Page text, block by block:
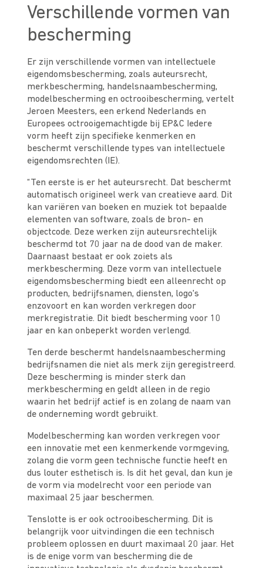
Verschillende vormen van
bescherming
Er zijn verschillende vormen van intellectuele
eigendomsbescherming, zoals auteursrecht,
merkbescherming, handelsnaambescherming,
modelbescherming en octrooibescherming, vertelt
Jeroen Meesters, een erkend Nederlands en
Europees octrooigemachtigde bij EP&C Iedere
vorm heeft zijn specifieke kenmerken en
beschermt verschillende types van intellectuele
eigendomsrechten (IE).
“Ten eerste is er het auteursrecht. Dat beschermt
automatisch origineel werk van creatieve aard. Dit
kan variëren van boeken en muziek tot bepaalde
elementen van software, zoals de bron- en
objectcode. Deze werken zijn auteursrechtelijk
beschermd tot 70 jaar na de dood van de maker.
Daarnaast bestaat er ook zoiets als
merkbescherming. Deze vorm van intellectuele
eigendomsbescherming biedt een alleenrecht op
producten, bedrijfsnamen, diensten, logo's
enzovoort en kan worden verkregen door
merkregistratie. Dit biedt bescherming voor 10
jaar en kan onbeperkt worden verlengd.
Ten derde beschermt handelsnaambescherming
bedrijfsnamen die niet als merk zijn geregistreerd.
Deze bescherming is minder sterk dan
merkbescherming en geldt alleen in de regio
waarin het bedrijf actief is en zolang de naam van
de onderneming wordt gebruikt.
Modelbescherming kan worden verkregen voor
een innovatie met een kenmerkende vormgeving,
zolang die vorm geen technische functie heeft en
dus louter esthetisch is. Is dit het geval, dan kun je
de vorm via modelrecht voor een periode van
maximaal 25 jaar beschermen.
Tenslotte is er ook octrooibescherming. Dit is
belangrijk voor uitvindingen die een technisch
probleem oplossen en duurt maximaal 20 jaar. Het
is de enige vorm van bescherming die de